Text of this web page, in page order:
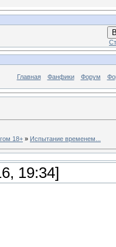
Главная Фанфики Форум
18+ » Испытание временем...
19:34]